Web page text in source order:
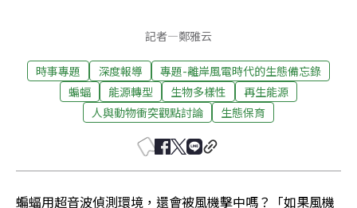
記者—鄭雅云
時事專題 深度報導
專題-離岸風電時代的生態備忘錄
蝙蝠
能源轉型 生物多樣性
再生能源
人與動物衝突觀點討論
生態保育
蝙蝠用超音波偵測環境，還會被風機擊中嗎？「如果風機